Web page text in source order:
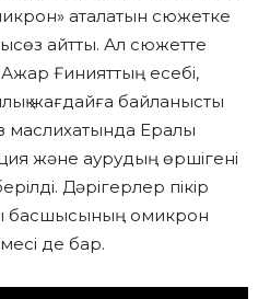
аталатын сюжетке
айтты. Ал сюжетте
Ғинияттың есебі,
жағдайға байланысты
маслихатында Ералы
және аурудың өршігені
Дәрігерлер пікір
басшысының омикрон
де бар.